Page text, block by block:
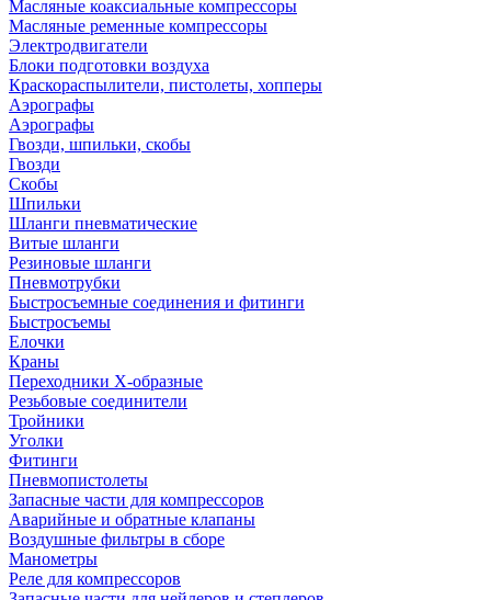
Масляные коаксиальные компрессоры
Масляные ременные компрессоры
Электродвигатели
Блоки подготовки воздуха
Краскораспылители, пистолеты, хопперы
Аэрографы
Аэрографы
Гвозди, шпильки, скобы
Гвозди
Скобы
Шпильки
Шланги пневматические
Витые шланги
Резиновые шланги
Пневмотрубки
Быстросъемные соединения и фитинги
Быстросъемы
Елочки
Краны
Переходники Х-образные
Резьбовые соединители
Тройники
Уголки
Фитинги
Пневмопистолеты
Запасные части для компрессоров
Аварийные и обратные клапаны
Воздушные фильтры в сборе
Манометры
Реле для компрессоров